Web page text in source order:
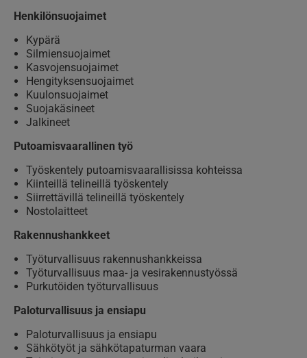
Henkilönsuojaimet
Kypärä
Silmiensuojaimet
Kasvojensuojaimet
Hengityksensuojaimet
Kuulonsuojaimet
Suojakäsineet
Jalkineet
Putoamisvaarallinen työ
Työskentely putoamisvaarallisissa kohteissa
Kiinteillä telineillä työskentely
Siirrettävillä telineillä työskentely
Nostolaitteet
Rakennushankkeet
Työturvallisuus rakennushankkeissa
Työturvallisuus maa- ja vesirakennustyössä
Purkutöiden työturvallisuus
Paloturvallisuus ja ensiapu
Paloturvallisuus ja ensiapu
Sähkötyöt ja sähkötapaturman vaara